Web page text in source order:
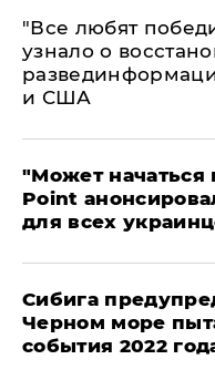
​"Все любят
узнало о
и США
"Может начаться
Point
для всех
Сибига
Черном море
события 2022